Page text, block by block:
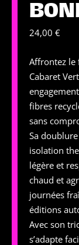
24,00 €
Affrontez le
Cabaret
fibres
sans
Sa
isolation
légère et
chaud et
journées
éditions
Avec son
s’adapte